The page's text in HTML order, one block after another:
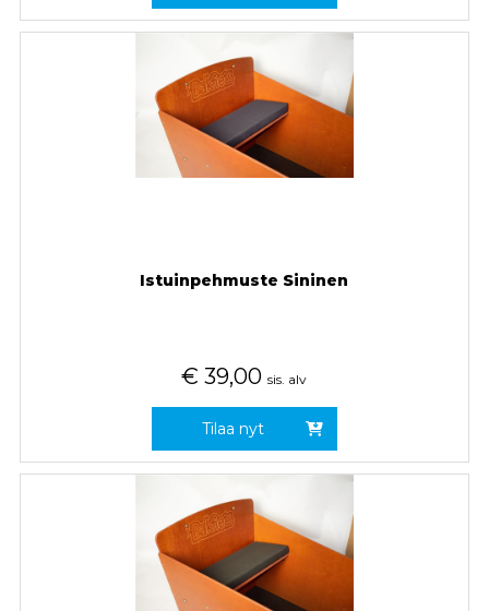
Istuinpehmuste Sininen
€ 39,00 sis. alv
Tilaa nyt